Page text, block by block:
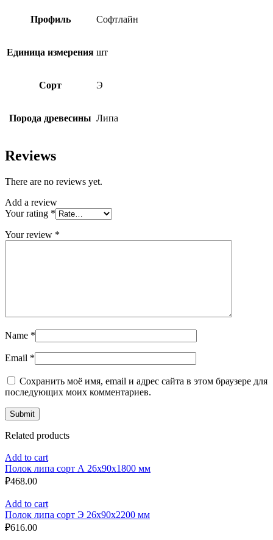
Профиль Софтлайн
Единица измерения шт
Сорт Э
Порода древесины Липа
Reviews
There are no reviews yet.
Add a review
Your rating *
Your review *
Name *
Email *
Сохранить моё имя, email и адрес сайта в этом браузере для
последующих моих комментариев.
Related products
Add to cart
Полок липа сорт А 26x90x1800 мм
₽468.00
Add to cart
Полок липа сорт Э 26x90x2200 мм
₽616.00